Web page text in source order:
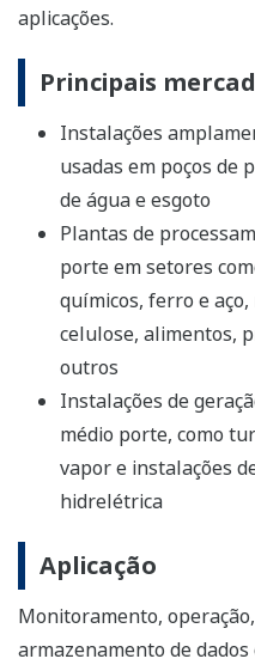
aplicações.
Principais
Instalações
usadas em poços de
de água e esgoto
Plantas de
porte em setores
químicos, ferro e
celulose, alimentos,
outros
Instalações de
médio porte, como
vapor e instalações
hidrelétrica
Aplicação
Monitoramento,
armazenamento de